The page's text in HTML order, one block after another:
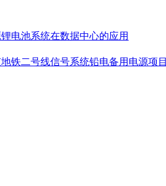
电池系统在数据中心的应用
铁二号线信号系统铅电备用电源项目